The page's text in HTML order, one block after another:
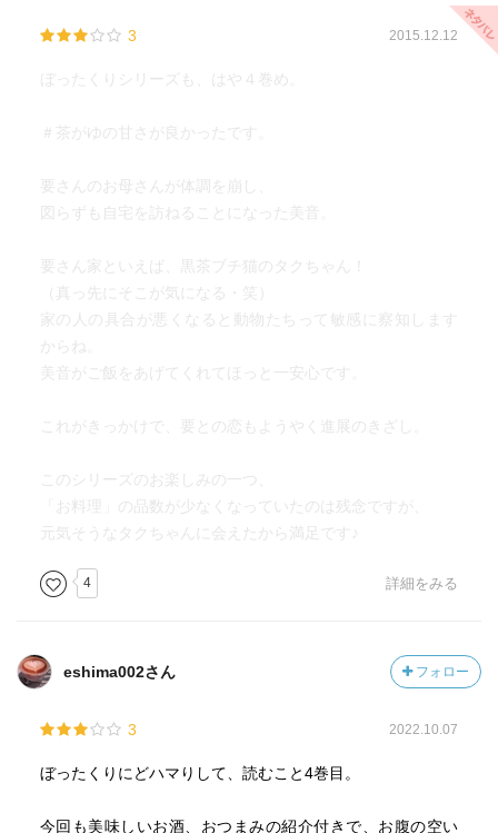
3 2015.12.12
ぼったくりシリーズも、はや４巻め。
＃茶がゆの甘さが良かったです。
要さんのお母さんが体調を崩し、
図らずも自宅を訪ねることになった美音。
要さん家といえば、黒茶ブチ猫のタクちゃん！
（真っ先にそこが気になる・笑）
家の人の具合が悪くなると動物たちって敏感に察知します
からね。
美音がご飯をあげてくれてほっと一安心です。
これがきっかけで、要との恋もようやく進展のきざし。
このシリーズのお楽しみの一つ、
「お料理」の品数が少なくなっていたのは残念ですが、
元気そうなタクちゃんに会えたから満足です♪
4 詳細をみる
eshima002さん フォロー
3 2022.10.07
ぼったくりにどハマりして、読むこと4巻目。
今回も美味しいお酒、おつまみの紹介付きで、お腹の空い